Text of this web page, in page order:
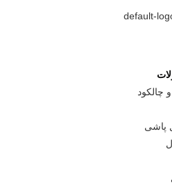
چالکود
پاشی